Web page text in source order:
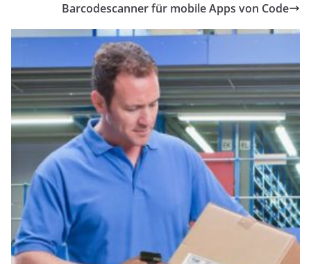
Barcodescanner für mobile Apps von Code